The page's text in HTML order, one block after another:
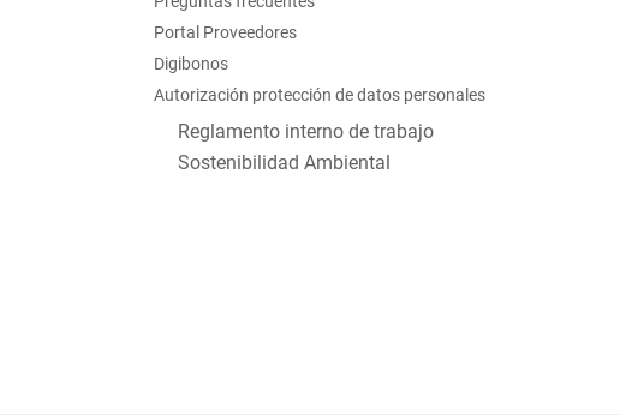
Portal Proveedores
Digibonos
Autorización protección de datos personales
Reglamento interno de trabajo
Sostenibilidad Ambiental